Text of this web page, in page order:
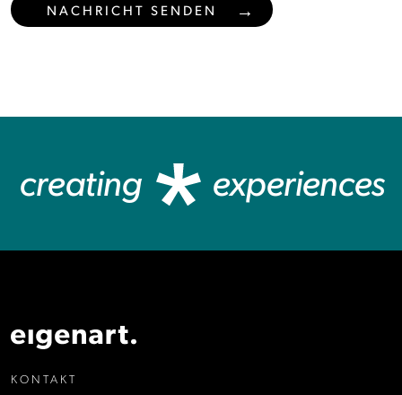
NACHRICHT SENDEN
creating experiences
KONTAKT